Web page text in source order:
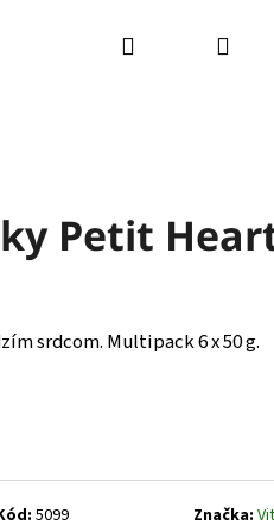
Kamenná predajňa
Hľadať
Petit
srdcom. Multipack 6 x 50 g.
5099 Značka: